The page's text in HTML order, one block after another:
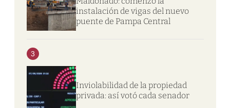
instalación de vigas del nuevo
puente de Pampa Central
3
Inviolabilidad de la propiedad
privada: así votó cada senador